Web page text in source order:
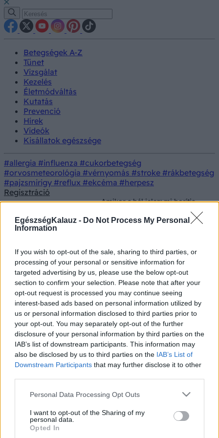
EgészségKalauz - Do Not Process My Personal
Information
If you wish to opt-out of the sale, sharing to third parties, or
processing of your personal or sensitive information for
targeted advertising by us, please use the below opt-out
section to confirm your selection. Please note that after your
opt-out request is processed you may continue seeing
interest-based ads based on personal information utilized by
us or personal information disclosed to third parties prior to
your opt-out. You may separately opt-out of the further
disclosure of your personal information by third parties on the
IAB’s list of downstream participants. This information may
also be disclosed by us to third parties on the IAB’s List of
Downstream Participants that may further disclose it to other
Please note that this website/app uses one or more Google
not limited to your visit or usage behaviour. You may click to
grant or deny consent to Google and its third-party tags to
use your data for below specified purposes in below Google
Personal Data Processing Opt Outs
I want to opt-out of the Sharing of my
personal data.
Opted In
Betegségek A-Z
Tünet
Vizsgálat
Kezelés
Életmódváltás
Kutatás
Prevenció
Hírek
Videók
Kisállatok egészsége
#allergia #influenza #cukorbetegség
#orvosmeteorológia #vérnyomás #stroke #rákbetegség
#pajzsmirigy #reflux #ekcéma #herpesz
Regisztráció
Amikor a bél jelez: mi borítja
fel a mikrobiom egyensúlyát,
és mikor érdemes közbelépni?
mikrobiom egyensúlyát, és mikor
érdemes közbelépni?